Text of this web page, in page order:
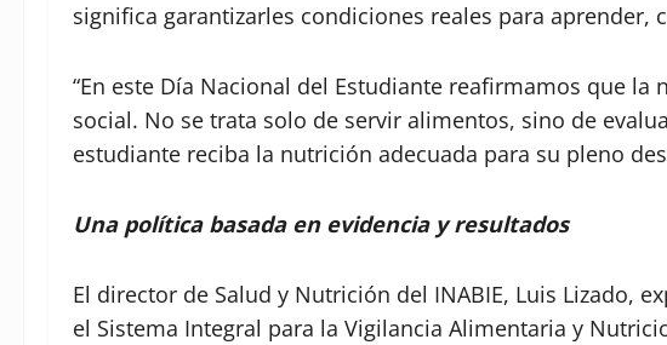
significa garantizarles condiciones reales para aprender,
“En este Día Nacional del Estudiante reafirmamos que
social. No se trata solo de servir alimentos, sino de
estudiante reciba la nutrición adecuada para su pleno
Una política basada en evidencia y resultados
El director de Salud y Nutrición del INABIE, Luis Lizado,
el Sistema Integral para la Vigilancia Alimentaria y